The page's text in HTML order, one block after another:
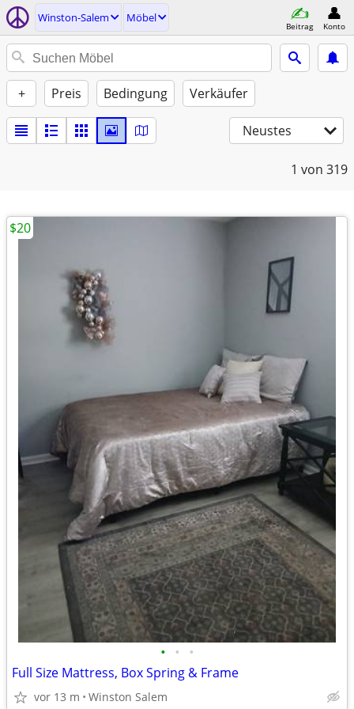
Winston-Salem Möbel
Beitrag Konto
+ Preis Bedingung Verkäufer
Neustes
1 von 319
• • •
Full Size Mattress, Box Spring & Frame
vor 13 m Winston Salem
$20